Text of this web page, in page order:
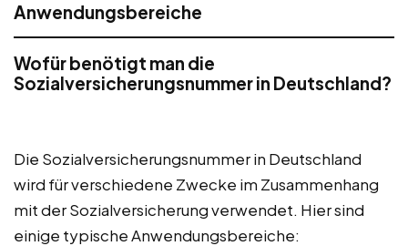
Anwendungsbereiche
Wofür benötigt man die
Sozialversicherungsnummer in Deutschland?
Die Sozialversicherungsnummer in Deutschland
wird für verschiedene Zwecke im Zusammenhang
mit der Sozialversicherung verwendet. Hier sind
einige typische Anwendungsbereiche: